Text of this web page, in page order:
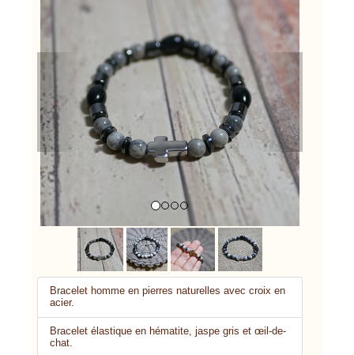
Previous Next
Bracelet homme en pierres naturelles avec croix en
acier.
Bracelet élastique en hématite, jaspe gris et œil-de-
chat.